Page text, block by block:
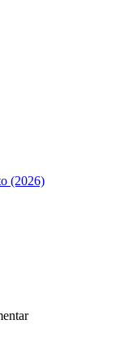
(2026)